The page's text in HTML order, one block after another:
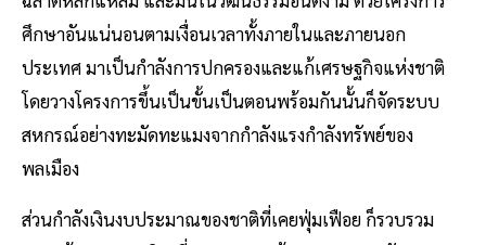
ศึกษาอันแน่นอนตามเงื่อนเวลาทั้งภายในและภายนอก
ประเทศ มาเป็นกำลังการปกครองและแก้เศรษฐกิจแห่งชาติ
โดยวางโครงการขึ้นเป็นขั้นเป็นตอนพร้อมกันนั้นก็จัดระบบ
สหกรณ์อย่างทะมัดทะแมงจากกำลังแรงกำลังทรัพย์ของ
พลเมือง
ส่วนกำลังเงินงบประมาณของชาติที่เคยฟุ่มเฟือย ก็รวบรวม